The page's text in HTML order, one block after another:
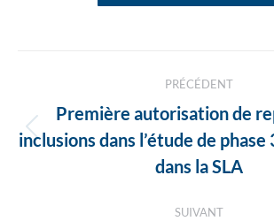
des
articles
PRÉCÉDENT
Article
précédent
Première autorisation de
inclusions dans l’étude de
dans la SLA
SUIVANT